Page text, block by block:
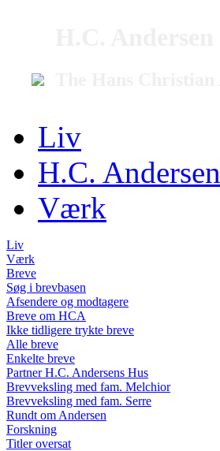
Liv
H.C.
Værk
Liv
Værk
Breve
Søg i brevbasen
Afsendere og modtagere
Breve om HCA
Ikke tidligere trykte breve
Alle breve
Enkelte breve
Partner H.C. Andersens Hus
Brevveksling med fam. Melchior
Brevveksling med fam. Serre
Rundt om Andersen
Forskning
Titler oversat